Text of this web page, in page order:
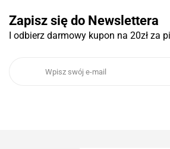
Royal Design
Zapisz się do Newslettera
I odbierz darmowy kupon na 20zł za